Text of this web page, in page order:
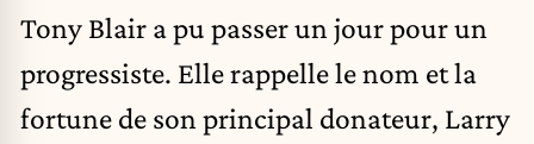
Tony Blair a pu passer un jour pour un
progressiste. Elle rappelle le nom et la
fortune de son principal donateur, Larry